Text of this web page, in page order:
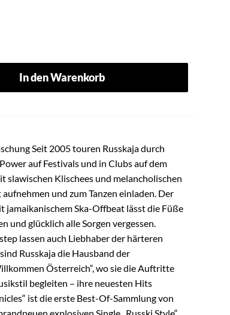
In den Warenkorb
Seit 2005 touren Russkaja durch
auf Festivals und in Clubs auf dem
slawischen Klischees und melancholischen
und zum Tanzen einladen. Der
jamaikanischem Ska-Offbeat lässt die Füße
und glücklich alle Sorgen vergessen.
lassen auch Liebhaber der härteren
Russkaja die Hausband der
Österreich“, wo sie die Auftritte
begleiten – ihre neuesten Hits
ist die erste Best-Of-Sammlung von